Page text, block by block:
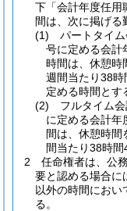
下「会計年度任用
間は、次に掲げる
(1)
パートタイ
号に定める会計
時間は、休憩時
週間当たり38
定める時間とす
(2)
フルタイム
に定める会計年
間は、休憩時間
間当たり38時間
2
任命権者は、公
要と認める場合に
以外の時間におい
る。